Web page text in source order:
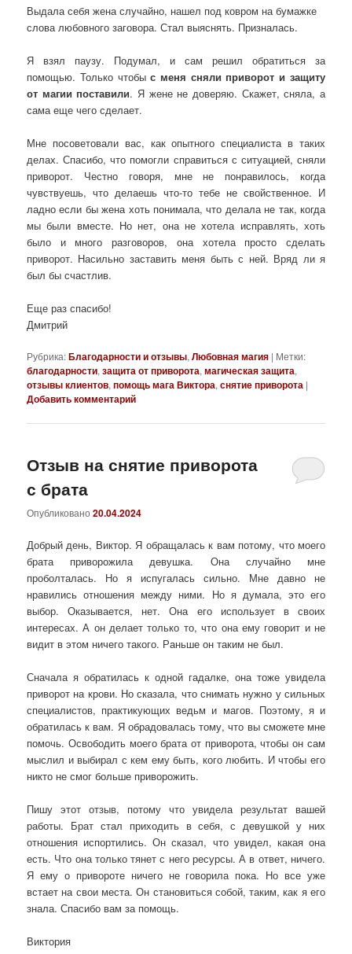
Выдала себя жена случайно, нашел под ковром на бумажке
слова любовного заговора. Стал выяснять. Призналась.
Я взял паузу. Подумал, и сам решил обратиться за
помощью. Только чтобыс меня сняли приворот и защиту
от магии поставили. Я жене не доверяю. Скажет, сняла, а
сама еще чего сделает.
Мне посоветовали вас, как опытного специалиста в таких
делах. Спасибо, что помогли справиться с ситуацией, сняли
приворот. Честно говоря, мне не понравилось, когда
чувствуешь, что делаешь что-то тебе не свойственное. И
ладно если бы жена хоть понимала, что делала не так, когда
мы были вместе. Но нет, она не хотела исправлять, хоть
было и много разговоров, она хотела просто сделать
приворот. Насильно заставить меня быть с ней. Вряд ли я
был бы счастлив.
Еще раз спасибо!
Дмитрий
Рубрика:Благодарности и отзывы,Любовная магия | Метки:
благодарности,защита от приворота,магическая защита,
отзывы клиентов,помощь мага Виктора,снятие приворота |
Добавить комментарий
Отзыв на снятие приворота
с брата
Опубликовано20.04.2024
Добрый день, Виктор. Я обращалась к вам потому, что моего
брата приворожила девушка. Она случайно мне
проболталась. Но я испугалась сильно. Мне давно не
нравились отношения между ними. Но я думала, это его
выбор. Оказывается, нет. Она его использует в своих
интересах. А он делает только то, что она ему говорит и не
видит в этом ничего такого. Раньше он таким не был.
Сначала я обратилась к одной гадалке, она тоже увидела
приворот на крови. Но сказала, что снимать нужно у сильных
специалистов, практикующих ведьм и магов. Поэтому, я и
обратилась к вам. Я обрадовалась тому, что вы сможете мне
помочь. Освободить моего брата от приворота, чтобы он сам
мыслил и выбирал с кем ему быть, кого любить. И чтобы его
никто не смог больше приворожить.
Пишу этот отзыв, потому что увидела результат вашей
работы. Брат стал приходить в себя, с девушкой у них
отношения испортились. Он сказал, что увидел, какая она
есть. Что она только тянет с него ресурсы. А в ответ, ничего.
Я ему о привороте ничего не говорила пока. Но все уже
встает на свои места. Он становиться собой, таким, как я его
знала. Спасибо вам за помощь.
Виктория